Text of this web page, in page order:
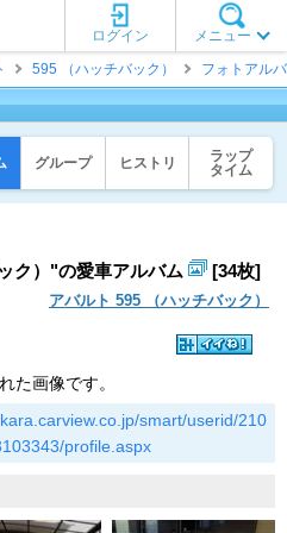
メニュー
ログイン
595 （ハッチバック） フォトアル
グループ ヒストリ
ラップ
タイム
ク）"の愛車アルバム [34枚]
アバルト 595 （ハッチバック）
た画像です。
smart/userid/210
profile.aspx